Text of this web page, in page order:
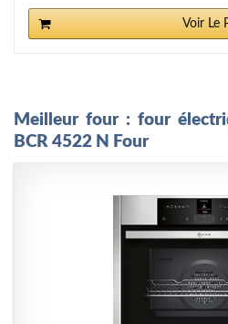
Voir Le
Meilleur four : four
BCR 4522 N Four